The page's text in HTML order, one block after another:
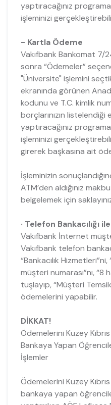
yaptıracağınız
işleminizi
- Kartla Ödeme
Vakıfbank Bankomat 7/
sonra “Ödemeler”
"Üniversite" işlemini
ekranında görünen
kodunu ve T.C. kimlik
borçlarınızın listelendiği
yaptıracağınız
işleminizi
girerek başkasına ait
İşleminizin
ATM’den aldığınız
belgelemek için
· Telefon Bankacılığı
Vakıfbank İnternet
Vakıfbank telefon
“Bankacılık
müşteri numarası”nı,
tuşlayıp, “Müşteri
ödemelerini yapabilir.
DİKKAT!
Ödemelerini Kuzey
Bankaya Yapan
İşlemler
Ödemelerini Kuzey
bankaya yapan